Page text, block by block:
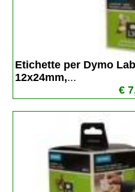
Etichette per Dymo
12x24mm,...
€